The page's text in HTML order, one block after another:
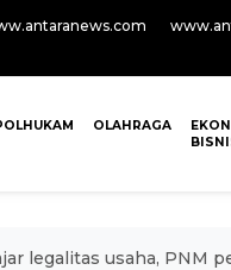
OLAHRAGA
legalitas usaha, PNM